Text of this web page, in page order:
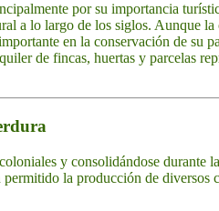
por su importancia
a lo largo de los siglos. Aunque la
en la conservación de su
de fincas, huertas y parcelas
y consolidándose durante
la producción de diversos